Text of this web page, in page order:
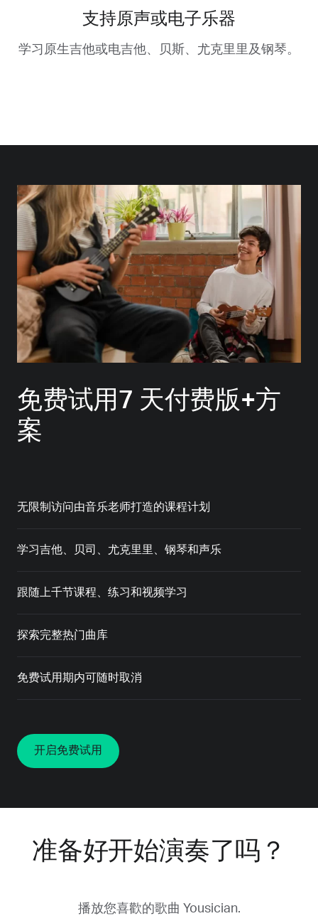
支持原声或电子乐器
学习原生吉他或电吉他、贝斯、尤克里里及钢琴。
免费试用7 天付费版+方
案
无限制访问由音乐老师打造的课程计划
学习吉他、贝司、尤克里里、钢琴和声乐
跟随上千节课程、练习和视频学习
探索完整热门曲库
免费试用期内可随时取消
开启免费试用
准备好开始演奏了吗？
播放您喜歡的歌曲 Yousician.